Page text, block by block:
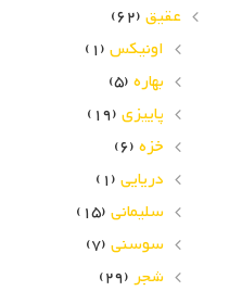
عقیق (62)
اونیکس (1)
بهاره (5)
پاییزی (19)
خزه (6)
دریایی (1)
سلیمانی (15)
سوسنی (7)
شجر (29)